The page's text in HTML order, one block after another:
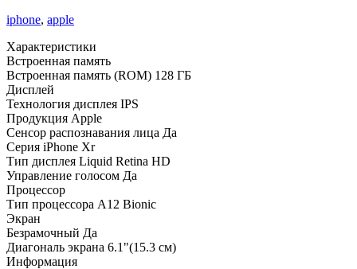
iphone, apple
Характеристики
Встроенная память
Встроенная память (ROM) 128 ГБ
Дисплей
Технология дисплея IPS
Продукция Apple
Сенсор распознавания лица Да
Серия iPhone Xr
Тип дисплея Liquid Retina HD
Управление голосом Да
Процессор
Тип процессора A12 Bionic
Экран
Безрамочный Да
Диагональ экрана 6.1"(15.3 см)
Информация